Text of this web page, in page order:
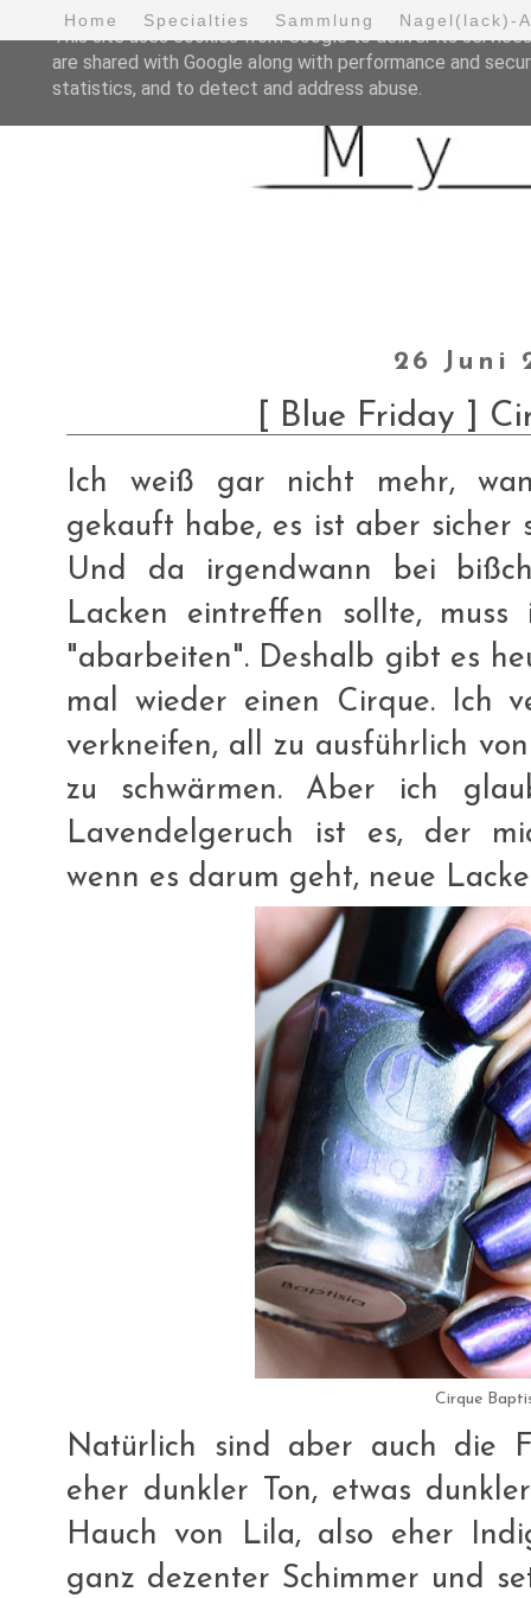
Home Specialties Sammlung Nagel(lack)-
26 Juni
[ Blue Friday ]
Ich weiß gar nicht mehr,
gekauft habe, es ist aber sicher
Und da irgendwann bei
Lacken eintreffen sollte,
"abarbeiten". Deshalb gibt es
mal wieder einen Cirque. Ich
verkneifen, all zu ausführlich
zu schwärmen. Aber ich
Lavendelgeruch ist es, der
wenn es darum geht, neue
Cirque
Natürlich sind aber auch die
eher dunkler Ton, etwas
Hauch von Lila, also eher
ganz dezenter Schimmer und
This site uses cookies from Google to deliver its
are shared with Google along with performance and
statistics, and to detect and address abuse.